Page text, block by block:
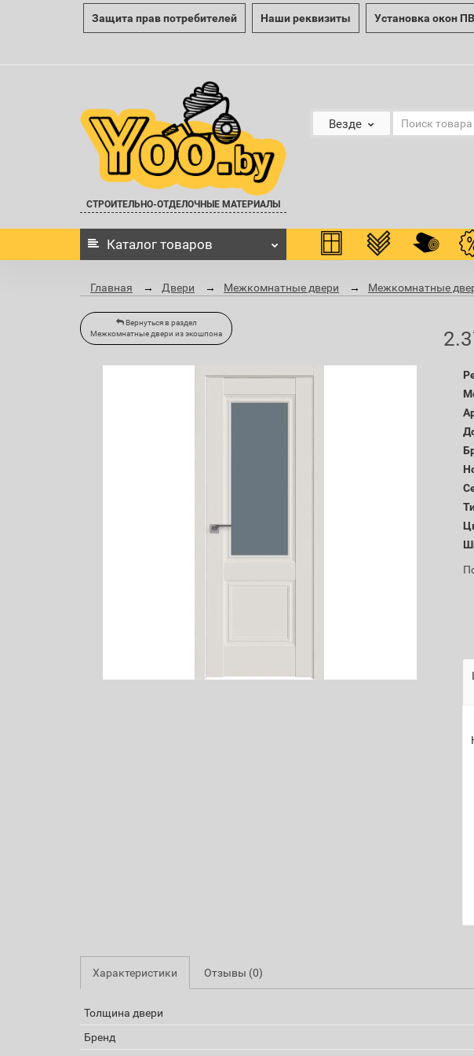
Защита прав потребителей Наши реквизиты Установка окон
СТРОИТЕЛЬНО-ОТДЕЛОЧНЫЕ МАТЕРИАЛЫ
Везде
Каталог товаров
Главная Двери Межкомнатные двери Межкомнатные
Вернуться в раздел
Межкомнатные двери из экошпона
Характеристики Отзывы (0)
Толщина двери
Бренд